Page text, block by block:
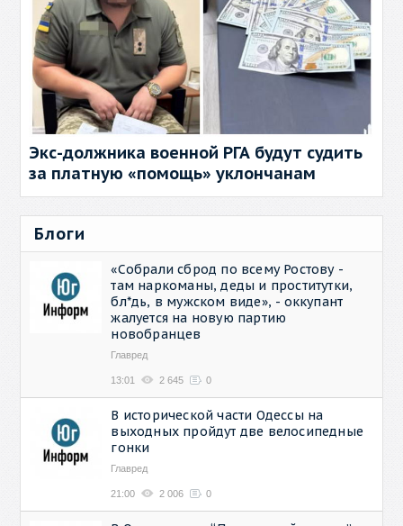
Экс-должника военной РГА будут судить
за платную «помощь» уклончанам
Блоги
«Собрали сброд по всему Ростову -
там наркоманы, деды и проститутки,
бл*дь, в мужском виде», - оккупант
жалуется на новую партию
новобранцев
Главред
13:01 2 645 0
В исторической части Одессы на
выходных пройдут две велосипедные
гонки
Главред
21:00 2 006 0